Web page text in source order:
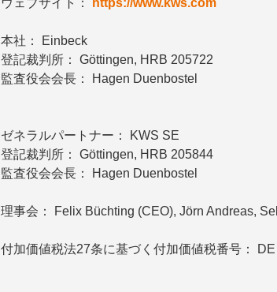
ウェブサイト：
https://www.kws.com
本社： Einbeck
登記裁判所： Göttingen, HRB 205722
監査役会会長： Hagen Duenbostel
ゼネラルパートナー： KWS SE
登記裁判所： Göttingen, HRB 205844
監査役会会長： Hagen Duenbostel
理事会： Felix Büchting (CEO), Jörn Andreas,
付加価値税法27条に基づく付加価値税番号：